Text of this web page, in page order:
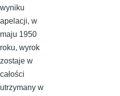
wyniku
apelacji, w
maju 1950
roku, wyrok
zostaje w
całości
utrzymany w